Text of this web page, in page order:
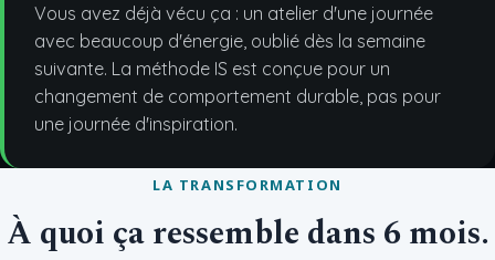
Vous avez déjà vécu ça : un atelier d'une journée
avec beaucoup d'énergie, oublié dès la semaine
suivante. La méthode IS est conçue pour un
changement de comportement durable, pas pour
une journée d'inspiration.
LA TRANSFORMATION
À quoi ça ressemble dans 6 mois.